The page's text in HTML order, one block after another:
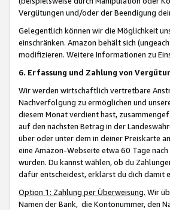
Vergütungen und/oder der Beendigung
Gelegentlich können wir die Möglichkeit
einschränken. Amazon behält sich
modifizieren. Weitere Informationen zu
6. Erfassung und Zahlung von
Wir werden wirtschaftlich vertretbare
Nachverfolgung zu ermöglichen und
diesem Monat verdient hast,
auf den nächsten Betrag in der
über oder unter dem in deiner Preiskarte
eine Amazon-Webseite etwa 60 Tage
wurden. Du kannst wählen, ob du
dafür entscheidest, erklärst du dich damit
Option 1: Zahlung per Überweisung. Wir
Namen der Bank, die Kontonummer, den